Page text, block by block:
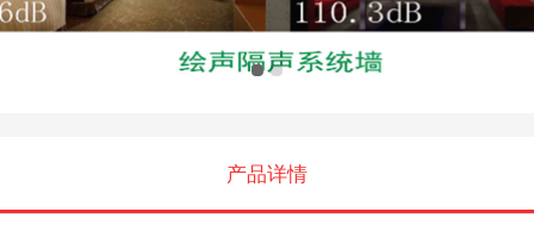
绘声隔声系统套餐一
产品详情